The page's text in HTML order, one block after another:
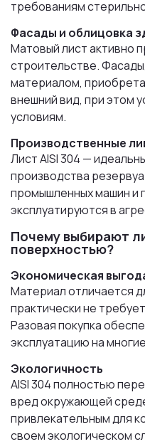
требованиям
Фасады и облицовка
Матовый лист активно
строительстве.
материалом,
внешний вид, при этом
условиям.
Производственные
Лист AISI 304 —
производства
промышленных машин и
эксплуатируются в
Почему выбирают
поверхностью?
Экономическая
Материал отличается
практически не
Разовая покупка
эксплуатацию на
Экологичность
AISI 304 полностью
вред окружающей
привлекательным для
своем экологическом